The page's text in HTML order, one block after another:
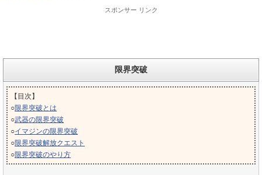
スポンサー リンク
限界突破
【目次】
○限界突破とは
○武器の限界突破
○イマジンの限界突破
○限界突破解放クエスト
○限界突破のやり方